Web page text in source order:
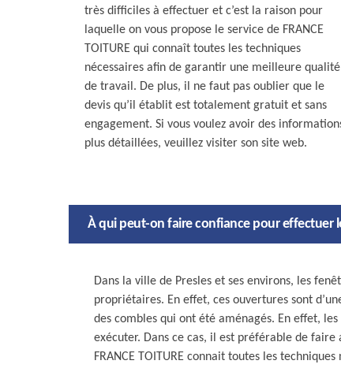
très difficiles à effectuer et c’est la raison pour
laquelle on vous propose le service de FRANCE
TOITURE qui connaît toutes les techniques
nécessaires afin de garantir une meilleure qualité
de travail. De plus, il ne faut pas oublier que le
devis qu’il établit est totalement gratuit et sans
engagement. Si vous voulez avoir des
plus détaillées, veuillez visiter son site web.
À qui peut-on faire confiance pour effectuer
Dans la ville de Presles et ses environs, les
propriétaires. En effet, ces ouvertures sont
des combles qui ont été aménagés. En effet,
exécuter. Dans ce cas, il est préférable de
FRANCE TOITURE connait toutes les